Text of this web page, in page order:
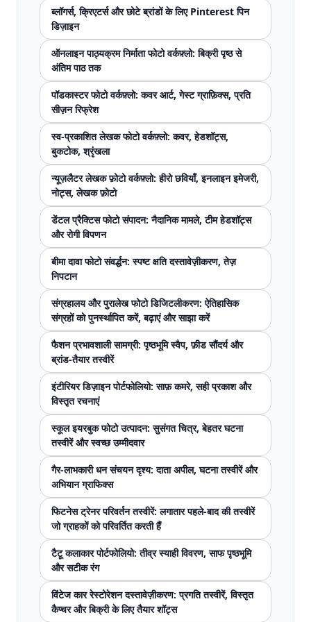
ब्लॉगर्स, क्रिएटर्स और छोटे ब्रांडों के लिए Pinterest पिन
डिज़ाइन
ऑनलाइन पाठ्यक्रम निर्माता फोटो वर्कफ़्लो: बिक्री पृष्ठ से
अंतिम पाठ तक
पॉडकास्टर फोटो वर्कफ़्लो: कवर आर्ट, गेस्ट ग्राफ़िक्स, प्रति
सीज़न रिफ्रेश
स्व-प्रकाशित लेखक फोटो वर्कफ़्लो: कवर, हेडशॉट्स,
बुकटोक, श्रृंखला
न्यूज़लैटर लेखक फ़ोटो वर्कफ़्लो: हीरो छवियाँ, इनलाइन इमेजरी,
नोट्स, लेखक फ़ोटो
डेंटल प्रैक्टिस फोटो संपादन: नैदानिक ​​मामले, टीम हेडशॉट्स
और रोगी विपणन
बीमा दावा फोटो संवर्द्धन: स्पष्ट क्षति दस्तावेज़ीकरण, तेज़
निपटान
संग्रहालय और पुरालेख फोटो डिजिटलीकरण: ऐतिहासिक
संग्रहों को पुनर्स्थापित करें, बढ़ाएं और साझा करें
फैशन प्रभावशाली सामग्री: पृष्ठभूमि स्वैप, फ़ीड सौंदर्य और
ब्रांड-तैयार तस्वीरें
इंटीरियर डिज़ाइन पोर्टफोलियो: साफ़ कमरे, सही प्रकाश और
विस्तृत रचनाएं
स्कूल इयरबुक फोटो उत्पादन: सुसंगत चित्र, बेहतर घटना
तस्वीरें और स्वच्छ उम्मीदवार
गैर-लाभकारी धन संचयन दृश्य: दाता अपील, घटना तस्वीरें और
अभियान ग्राफिक्स
फिटनेस ट्रेनर परिवर्तन तस्वीरें: लगातार पहले-बाद की तस्वीरें
जो ग्राहकों को परिवर्तित करती हैं
टैटू कलाकार पोर्टफोलियो: तीव्र स्याही विवरण, साफ पृष्ठभूमि
और सटीक रंग
विंटेज कार रेस्टोरेशन दस्तावेज़ीकरण: प्रगति तस्वीरें, विस्तृत
कैप्चर और बिक्री के लिए तैयार शॉट्स